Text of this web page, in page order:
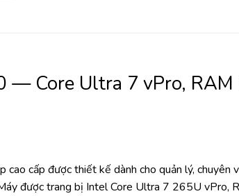
— Core Ultra 7 vPro, RAM
cấp được thiết kế dành cho quản lý, chuyên
được trang bị Intel Core Ultra 7 265U